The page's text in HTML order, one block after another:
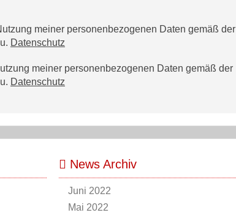
meiner personenbezogenen Daten gemäß der
Datenschutz
meiner personenbezogenen Daten gemäß der
Datenschutz
News Archiv
Juni 2022
Mai 2022